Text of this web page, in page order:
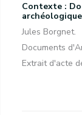
Contexte :
Jules Borgnet.
Documents
Extrait d'acte